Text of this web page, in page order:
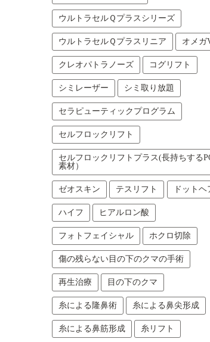
ウルトラセルＱプラスシリーズ
ウルトラセルＱプラスリニア オメガ
クレオパトラノーズ コグリフト
シミレーザー シミ取り放題
セラピューティックプログラム
セルフロックリフト
セルフロックリフトプラス(長持ちする
素材）
ゼオスキン テスリフト ドットヘ
ハイフ ヒアルロン酸
フォトフェイシャル ホクロ切除
傷の残らない目の下のクマの手術
再生治療 目の下のクマ
糸による隆鼻術 糸による鼻尖形成
糸による鼻筋形成 糸リフト